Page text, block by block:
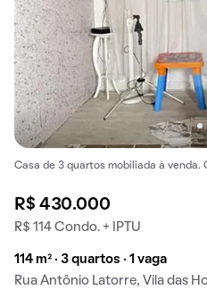
Casa de 3 quartos mobiliada à venda.
R$ 430.000
R$ 114 Condo. + IPTU
114 m² · 3 quartos · 1 vaga
Rua Antônio Latorre, Vila das